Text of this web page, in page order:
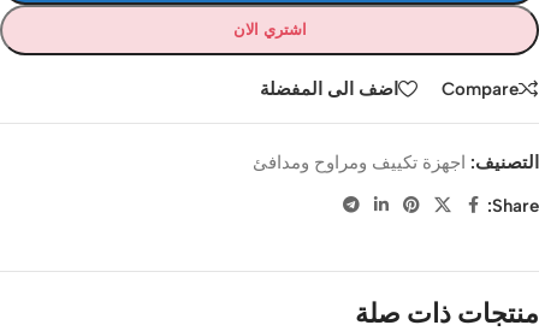
اشتري الان
Compare اضف الى المفضلة
التصنيف: اجهزة تكييف ومراوح ومدافئ
Share:
منتجات ذات صلة